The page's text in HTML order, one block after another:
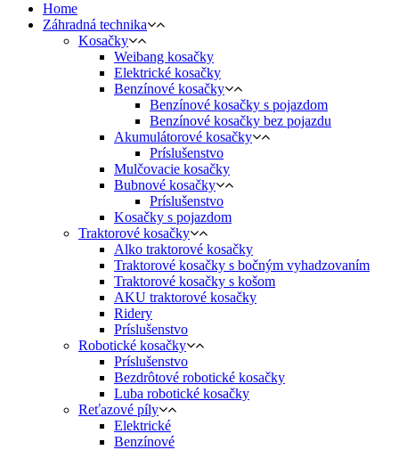
Home
Záhradná technika
Kosačky
Weibang kosačky
Elektrické kosačky
Benzínové kosačky
Benzínové kosačky s pojazdom
Benzínové kosačky bez pojazdu
Akumulátorové kosačky
Príslušenstvo
Mulčovacie kosačky
Bubnové kosačky
Príslušenstvo
Kosačky s pojazdom
Traktorové kosačky
Alko traktorové kosačky
Traktorové kosačky s bočným vyhadzovaním
Traktorové kosačky s košom
AKU traktorové kosačky
Ridery
Príslušenstvo
Robotické kosačky
Príslušenstvo
Bezdrôtové robotické kosačky
Luba robotické kosačky
Reťazové píly
Elektrické
Benzínové